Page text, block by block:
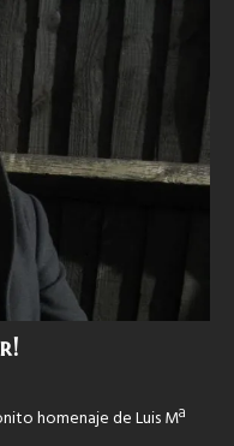
homenaje de Luis Mª